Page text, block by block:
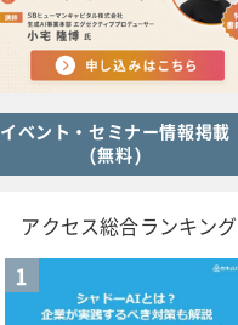
イベント・セミナー情報掲載
(無料)
アクセス総合ランキング
1